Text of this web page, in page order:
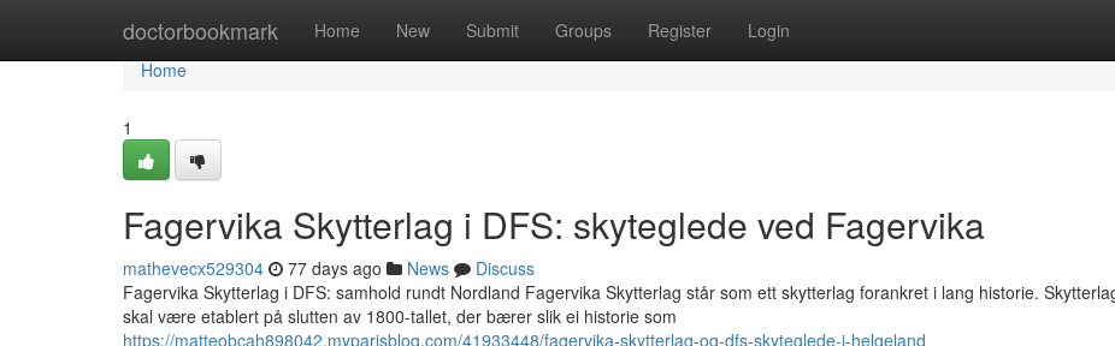
doctorbookmark Home New Submit Groups Register Login
Home
Home
1
Fagervika Skytterlag i DFS: skyteglede ved Fagervika
mathevecx529304 77 days ago News
Discuss
Fagervika Skytterlag i DFS: samhold rundt Nordland Fagervika Skytterlag står som ett skytterlag forankret i lang historie.
skal være etablert på slutten av 1800-tallet, der bærer slik ei historie som
https://matteobcah898042.myparisblog.com/41933448/fagervika-skytterlag-og-dfs-skyteglede-i-helgeland